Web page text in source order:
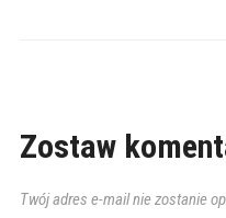
Zostaw
Twój adres e-mail nie zostanie